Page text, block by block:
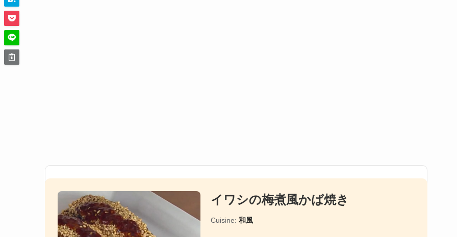
イワシの梅煮風かば焼き
Cuisine: 和風